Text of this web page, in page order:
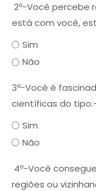
2º-Você percebe
está com você,
Sim
Não
3º-Você é
científicas do
Sim
Não
4º-Você
regiões ou